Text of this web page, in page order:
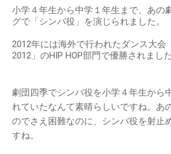
小学４年生から中学１年生まで、あの
グで「シンバ役」を演じられました。
2012年には海外で行われたダンス大会
2012」のHIP HOP部門で優勝されまし
劇団四季でシンバ役を小学４年生から
れていたなんて素晴らしいですね。あ
のでさえ困難なのに、シンバ役を射止
すね。